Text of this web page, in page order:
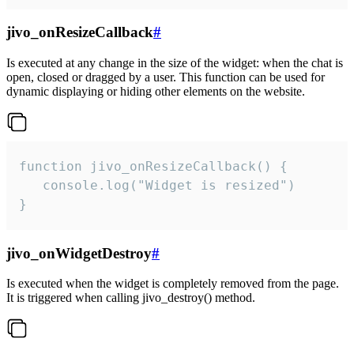
jivo_onResizeCallback#
Is executed at any change in the size of the widget: when the chat is
open, closed or dragged by a user. This function can be used for
dynamic displaying or hiding other elements on the website.
function jivo_onResizeCallback() {
   console.log("Widget is resized")
}
jivo_onWidgetDestroy#
Is executed when the widget is completely removed from the page.
It is triggered when calling jivo_destroy() method.